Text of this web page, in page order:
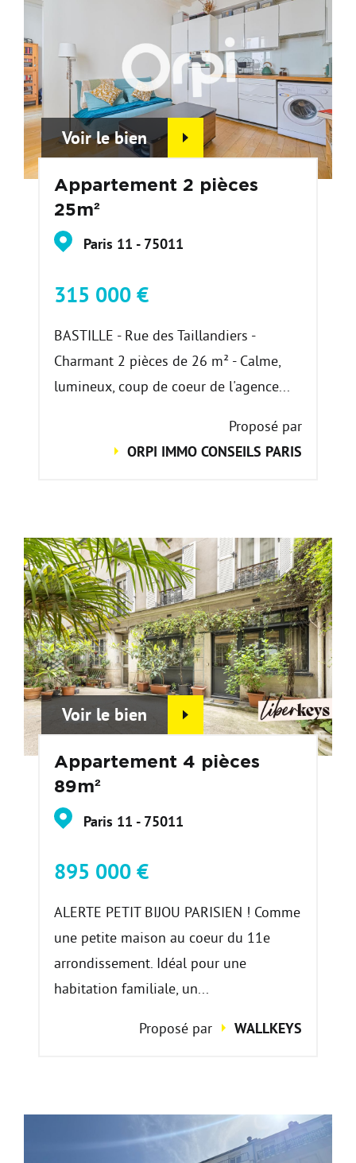
Voir le bien
Appartement 2 pièces
25m²
Paris 11 - 75011
315 000 €
BASTILLE - Rue des Taillandiers -
Charmant 2 pièces de 26 m² - Calme,
lumineux, coup de coeur de l'agence...
Proposé par
ORPI IMMO CONSEILS PARIS
Voir le bien
Appartement 4 pièces
89m²
Paris 11 - 75011
895 000 €
ALERTE PETIT BIJOU PARISIEN ! Comme
une petite maison au coeur du 11e
arrondissement. Idéal pour une
habitation familiale, un...
Proposé par WALLKEYS